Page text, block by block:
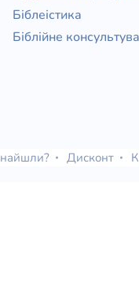
Біблеістика
Біблійне
Дисконт